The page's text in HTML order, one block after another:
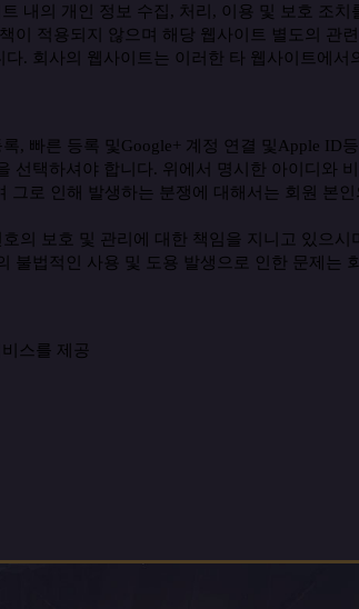
내의 개인 정보 수집 , 처리 , 이용 및 보호 조치
이 적용되지 않으며 해당 웹사이트 별도의 관련
다 . 회사의 웹사이트는 이러한 타 웹사이트에서의
, 빠른 등록 및Google+ 계정 연결 및 Apple ID
선택하셔야 합니다 . 위에서 명시한 아이디와
그로 인해 발생하는 분쟁에 대해서는 회원 본인
의 보호 및 관리에 대한 책임을 지니고 있으시
불법적인 사용 및 도용 발생으로 인한 문제는
스를 제공